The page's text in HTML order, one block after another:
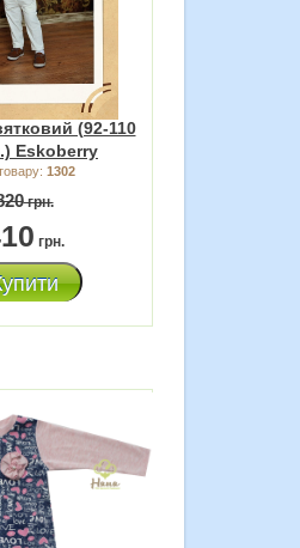
(92-110
Eskoberry
1302
грн.
грн.